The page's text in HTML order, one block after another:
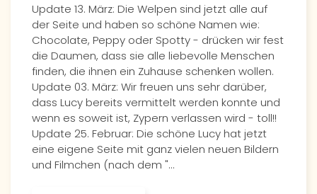
Update 13. März: Die Welpen sind jetzt alle auf
der Seite und haben so schöne Namen wie:
Chocolate, Peppy oder Spotty - drücken wir fest
die Daumen, dass sie alle liebevolle Menschen
finden, die ihnen ein Zuhause schenken wollen.
Update 03. März: Wir freuen uns sehr darüber,
dass Lucy bereits vermittelt werden konnte und
wenn es soweit ist, Zypern verlassen wird - toll!!
Update 25. Februar: Die schöne Lucy hat jetzt
eine eigene Seite mit ganz vielen neuen Bildern
und Filmchen (nach dem "…